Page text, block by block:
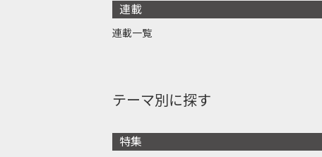
連載
連載一覧
テーマ別に探す
特集